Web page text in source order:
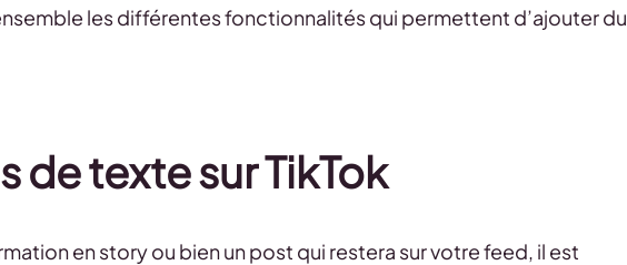
les différentes fonctionnalités qui permettent d’ajouter du
de texte sur TikTok
en story ou bien un post qui restera sur votre feed, il est